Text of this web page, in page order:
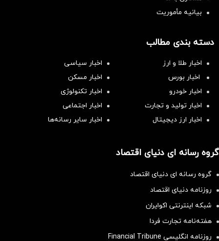
بیانیه مأموریت
دسته بندی مطالب
اخبار طلا و ارز
اخبار سیاسی
اخبار بورس
اخبار مسکن
اخبار خودرو
اخبار تکنولوژی
اخبار تولید و تجارت
اخبار اجتماعی
اخبار ارز دیجیتال
اخبار سایر رسانه‌‌ها
گروه رسانه ای دنیای اقتصاد
گروه رسانه ای دنیای اقتصاد
روزنامه دنیای اقتصاد
شبکه اینترنتی اکوایران
هفته‌نامه تجارت فردا
روزنامه انگلیسی Financial Tribune